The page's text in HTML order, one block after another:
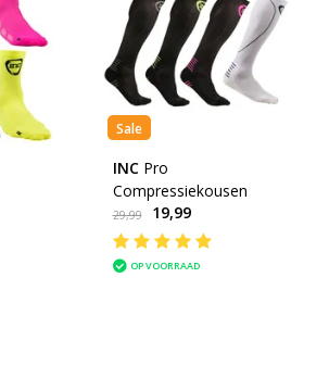
Sale
INC Pro
Compressiekousen
29,99 19,99
OP VOORRAAD